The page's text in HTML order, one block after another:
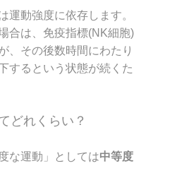
運動強度に依存します。
合は、免疫指標(NK細胞)
、その後数時間にわたり
するという状態が続くた
どれくらい？
な運動」としては中等度